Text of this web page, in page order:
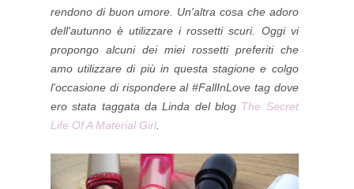
rendono di buon umore. Un'altra cosa che adoro
dell'autunno è utilizzare i rossetti scuri. Oggi vi
propongo alcuni dei miei rossetti preferiti che
amo utilizzaredi piùin questa stagione e colgo
l'occasione di rispondere al #FallInLove tag dove
ero stata taggata da Linda del blog The Secret
Life Of A Material Girl